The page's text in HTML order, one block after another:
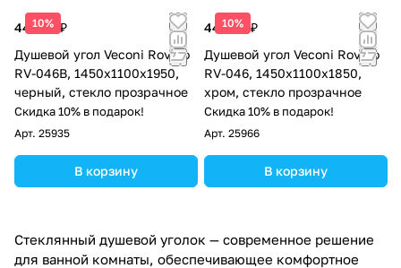
10%
44 018 ₽
Душевой угол Veconi Rovigo
RV-046B, 1450х1100х1950,
черный, стекло прозрачное
Скидка 10% в подарок!
Арт. 25935
В корзину
10%
44 863 ₽
Душевой угол Veconi Rovigo
RV-046, 1450х1100х1850,
хром, стекло прозрачное
Скидка 10% в подарок!
Арт. 25966
В корзину
Стеклянный душевой уголок — современное решение
для ванной комнаты, обеспечивающее комфортное